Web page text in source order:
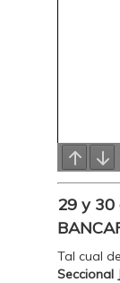
29 y 30
Tal cual
Seccional